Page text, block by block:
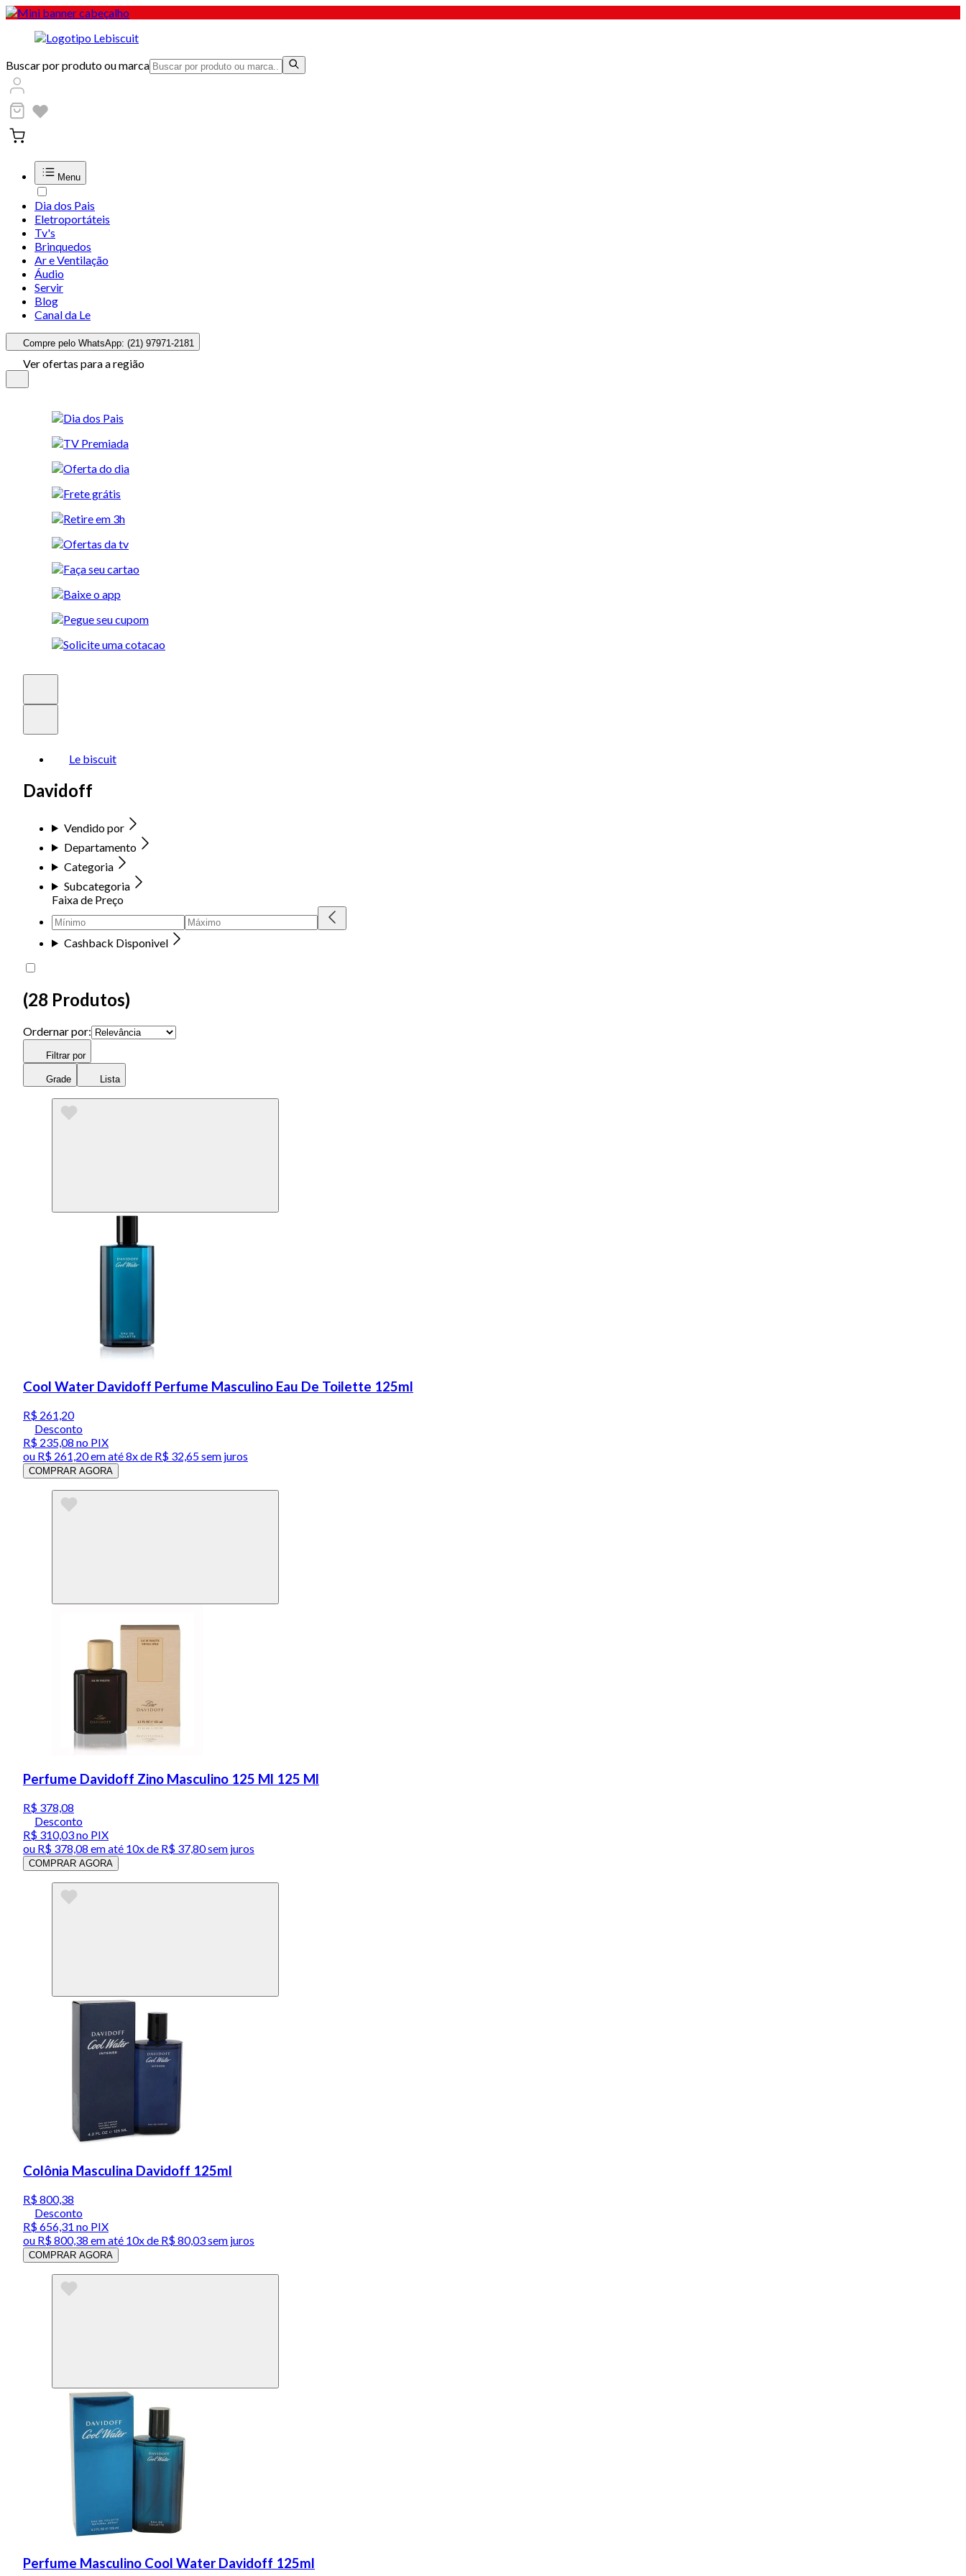
Buscar por produto ou marca
Menu
Dia dos Pais
Eletroportáteis
Tv's
Brinquedos
Ar e Ventilação
Áudio
Servir
Blog
Canal da Le
Compre pelo WhatsApp: (21) 97971-2181
Ver ofertas para a região
Le biscuit
Davidoff
Vendido por
Departamento
Categoria
Subcategoria
Faixa de Preço
Cashback Disponivel
(28 Produtos)
Ordernar por:
Filtrar por
Grade Lista
Cool Water Davidoff Perfume Masculino Eau De Toilette 125ml
R$ 261,20
Desconto
R$ 235,08 no PIX
ou R$ 261,20em até8x de R$ 32,65 sem juros
COMPRAR AGORA
Perfume Davidoff Zino Masculino 125 Ml 125 Ml
R$ 378,08
Desconto
R$ 310,03no PIX
ou R$ 378,08 em até 10x de R$ 37,80 sem juros
COMPRAR AGORA
Colônia Masculina Davidoff 125ml
R$ 800,38
Desconto
R$ 656,31 no PIX
ou R$ 800,38 em até 10x de R$ 80,03 sem juros
COMPRAR AGORA
Perfume Masculino Cool Water Davidoff 125ml